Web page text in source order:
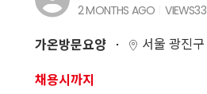
2 MONTHS AGO
VIEWS33
가온방문요양
서울 광진구
채용시까지